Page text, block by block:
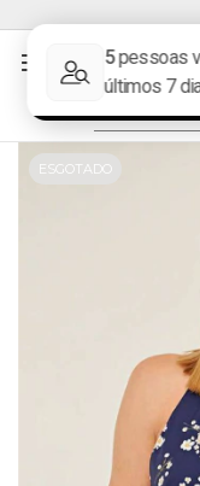
ESGOTADO